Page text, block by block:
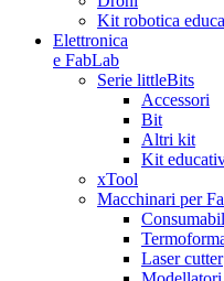
Kit robotica
Elettronica
e FabLab
Serie littleBits
Accessori
Bit
Altri kit
Kit
xTool
Macchinari per
Laser cutter